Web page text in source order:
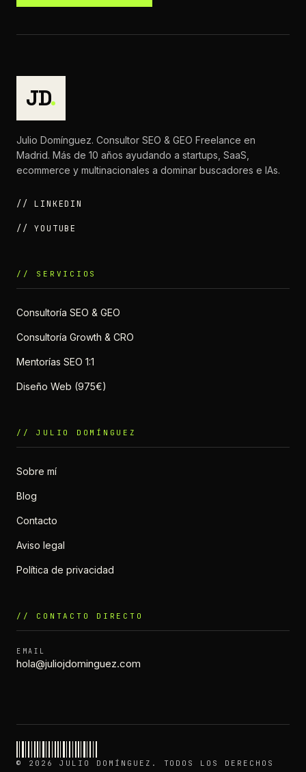
JD.
Julio Domínguez. Consultor SEO & GEO Freelance en
Madrid. Más de 10 años ayudando a startups, SaaS,
ecommerce y multinacionales a dominar buscadores e IAs.
// LINKEDIN
// YOUTUBE
// SERVICIOS
Consultoría SEO & GEO
Consultoría Growth & CRO
Mentorías SEO 1:1
Diseño Web (975€)
// JULIO DOMÍNGUEZ
Sobre mí
Blog
Contacto
Aviso legal
Política de privacidad
// CONTACTO DIRECTO
EMAIL
hola@juliojdominguez.com
© 2026 JULIO DOMÍNGUEZ. TODOS LOS DERECHOS